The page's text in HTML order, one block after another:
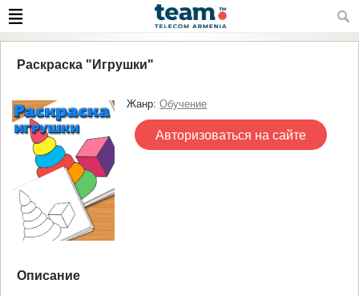
Раскраска "Игрушки"
Жанр:Обучение
Авторизоваться на сайте
Описание